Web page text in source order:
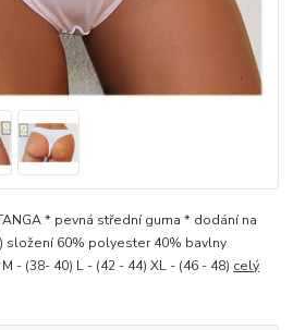
* pevná střední guma * dodání na
složení 60% polyester 40% bavlny
- (38- 40) L - (42 - 44) XL - (46 - 48) celý